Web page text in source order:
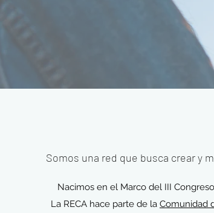
Somos una red que busca crear y
Nacimos en el Marco del III
La RECA hace parte de la Comunidad